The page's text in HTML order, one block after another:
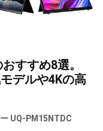
すすめ8選。
デルや4Kの高
UQ-PM15NTDC